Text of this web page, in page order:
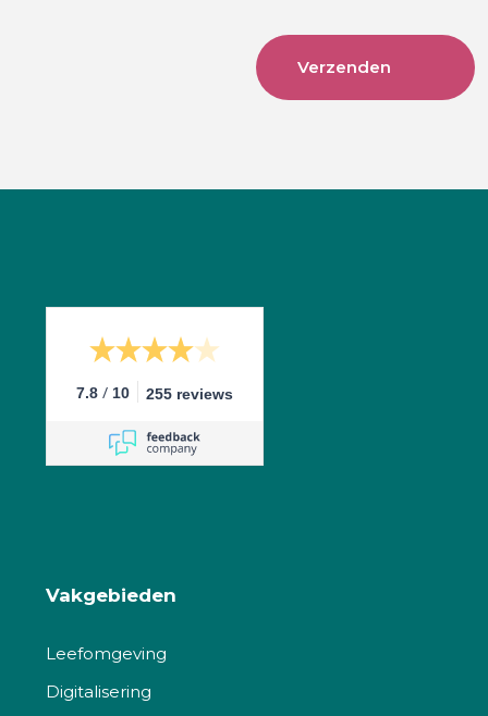
7.8 / 10 255 reviews
Vakgebieden
Leefomgeving
Digitalisering